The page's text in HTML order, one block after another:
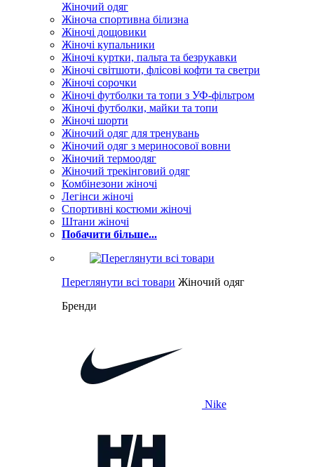
Жіночий одяг
Жіноча спортивна білизна
Жіночі дощовики
Жіночі купальники
Жіночі куртки, пальта та безрукавки
Жіночі світшоти, флісові кофти та светри
Жіночі сорочки
Жіночі футболки та топи з УФ-фільтром
Жіночі футболки, майки та топи
Жіночі шорти
Жіночий одяг для тренувань
Жіночий одяг з мериносової вовни
Жіночий термоодяг
Жіночий трекінговий одяг
Комбінезони жіночі
Легінси жіночі
Спортивні костюми жіночі
Штани жіночі
Побачити більше...
Переглянути всі товари Жіночий одяг
Бренди
Nike